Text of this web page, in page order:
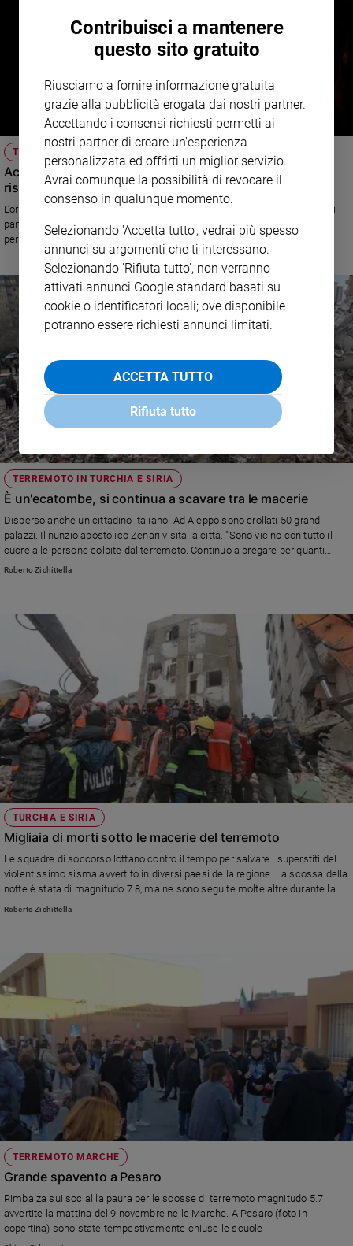
TERREMOTO
ActionAid: con il sisma donne e bambine ancora più a
rischio di violenze e abusi
L'organizzazione, impegnata in Turchia e Siria al fianco delle associazioni
partner locali, lancia l'allarme: servono servizi sicuri e spazi di protezione
per le donne e per i loro figli, i soggetti più vulnerabili nelle emergenze
umanitarie
TERREMOTO IN TURCHIA E SIRIA
È un'ecatombe, si continua a scavare tra le macerie
Disperso anche un cittadino italiano. Ad Aleppo sono crollati 50 grandi
palazzi. Il nunzio apostolico Zenari visita la città. "Sono vicino con tutto il
cuore alle persone colpite dal terremoto. Continuo a pregare per quanti
hanno perso la vita, per i feriti, i familiari, i soccorritori. L'aiuto concreto di
Roberto Zichittella
TURCHIA E SIRIA
Migliaia di morti sotto le macerie del terremoto
Le squadre di soccorso lottano contro il tempo per salvare i superstiti del
violentissimo sisma avvertito in diversi paesi della regione. La scossa della
notte è stata di magnitudo 7.8, ma ne sono seguite molte altre durante la
giornata
Roberto Zichittella
TERREMOTO MARCHE
Grande spavento a Pesaro
Rimbalza sui social la paura per le scosse di terremoto magnitudo 5.7
avvertite la mattina del 9 novembre nelle Marche. A Pesaro (foto in
copertina) sono state tempestivamente chiuse le scuole
Contribuisci a mantenere
questo sito gratuito
Riusciamo a fornire informazione gratuita
grazie alla pubblicità erogata dai nostri partner.
Accettando i consensi richiesti permetti ai
nostri partner di creare un'esperienza
personalizzata ed offrirti un miglior servizio.
Avrai comunque la possibilità di revocare il
consenso in qualunque momento.
Selezionando 'Accetta tutto', vedrai più spesso
annunci su argomenti che ti interessano.
Selezionando 'Rifiuta tutto', non verranno
attivati annunci Google standard basati su
cookie o identificatori locali; ove disponibile
potranno essere richiesti annunci limitati.
ACCETTA TUTTO
Rifiuta tutto